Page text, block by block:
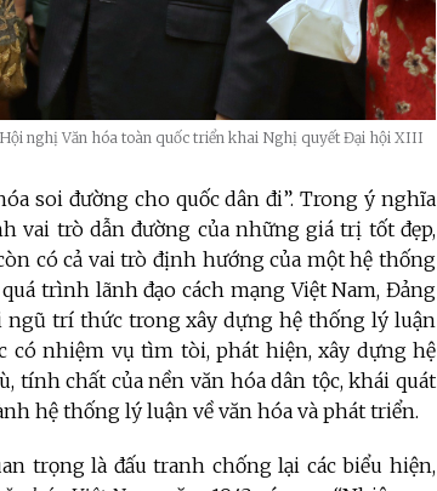
nghị Văn hóa toàn quốc triển khai Nghị quyết Đại hội XIII
soi đường cho quốc dân đi”. Trong ý nghĩa
vai trò dẫn đường của những giá trị tốt đẹp,
có cả vai trò định hướng của một hệ thống
trình lãnh đạo cách mạng Việt Nam, Đảng
ngũ trí thức trong xây dựng hệ thống lý luận
có nhiệm vụ tìm tòi, phát hiện, xây dựng hệ
tính chất của nền văn hóa dân tộc, khái quát
hệ thống lý luận về văn hóa và phát triển.
trọng là đấu tranh chống lại các biểu hiện,